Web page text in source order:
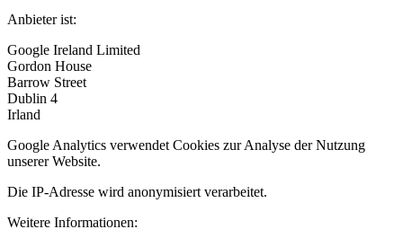
Anbieter ist:
Google Ireland Limited
Gordon House
Barrow Street
Dublin 4
Irland
Google Analytics verwendet Cookies zur Analyse der Nutzung
unserer Website.
Die IP-Adresse wird anonymisiert verarbeitet.
Weitere Informationen: